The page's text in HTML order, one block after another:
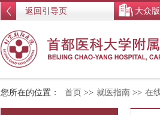
返回引导页 大众版
您所在的位置： 首页 >> 就医指南 >> 在